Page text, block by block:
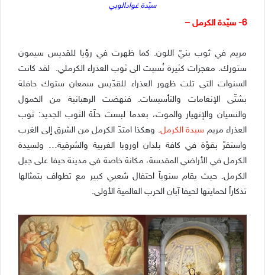
سيّدة غوادالوبي
6- سيّدة الكرمل –
مريم في ثوب بنيّ اللون. كما ظهرت في رؤيا للقديس سيمون
ستورك. معجزات كثيرة نُسبت الى ثوب العذراء الكرملي. لقد كانت
السنوات التي تلت ظهور العذراء للقدّيس سمعان ستوك حافلة
بشتّى الإنعامات والتأسيسات. فنهضت الرهبانية من الخمول
والنسيان والإنهيار والموت، بعدما لبست حلّة الثوب الجديد: ثوب
العذراء مريم سيدة الكرمل. وهكذا امتدّ الكرمل من الشرق إلى الغرب
واستقرّ بقوّة في كافة بلدان اوروبا الغربية والشرقية… ولسيدة
الكرمل في الأراضي المقدسة، مكانة خاصة في مدينة حيفا على جبل
الكرمل. حيث يقام سنوياً احتفال شعبي كبير مع تطواف بتمثالها
تذكاراً لحمايتها لحيفا آبان الحرب العالمية الأولى.